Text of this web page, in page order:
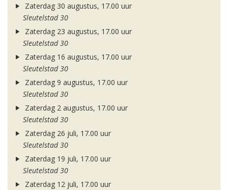
Zaterdag 30 augustus, 17.00 uur
Sleutelstad 30
Zaterdag 23 augustus, 17.00 uur
Sleutelstad 30
Zaterdag 16 augustus, 17.00 uur
Sleutelstad 30
Zaterdag 9 augustus, 17.00 uur
Sleutelstad 30
Zaterdag 2 augustus, 17.00 uur
Sleutelstad 30
Zaterdag 26 juli, 17.00 uur
Sleutelstad 30
Zaterdag 19 juli, 17.00 uur
Sleutelstad 30
Zaterdag 12 juli, 17.00 uur